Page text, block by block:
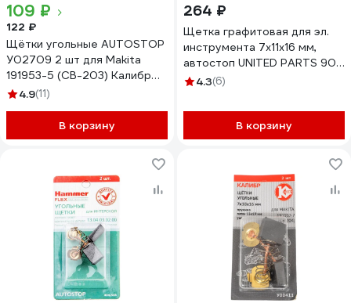
109 ₽
122 ₽
Щётки угольные AUTOSTOP
У02709 2 шт для Makita
191953-5 (CB-203) Калибр
00000075275
4.9(11)
В корзину
264 ₽
Щетка графитовая для эл.
инструмента 7x11x16 мм,
автостоп UNITED PARTS 90-
1285
4.3(6)
В корзину